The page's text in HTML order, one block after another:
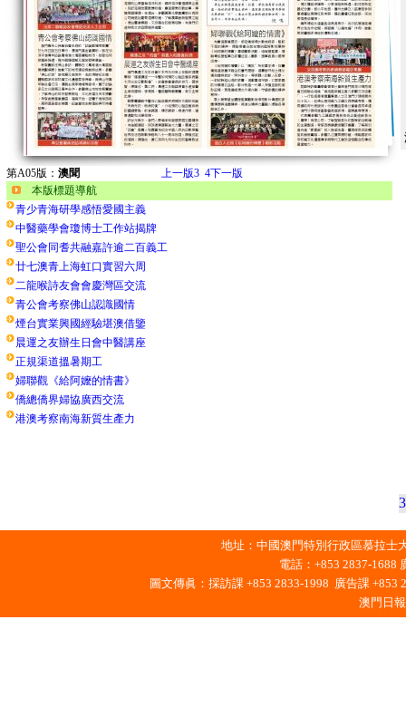
第A05版： 澳聞 上一版3 4下一版
本版標題導航
青少青海研學感悟愛國主義
中醫藥學會瓊博士工作站揭牌
聖公會同耆共融嘉許逾二百義工
廿七澳青上海虹口實習六周
二龍喉詩友會會慶灣區交流
青公會考察佛山認識國情
煙台實業興國經驗堪澳借鑒
晨運之友辦生日會中醫講座
正規渠道搵暑期工
婦聯觀《給阿嬤的情書》
僑總僑界婦協廣西交流
港澳考察南海新質生產力
3